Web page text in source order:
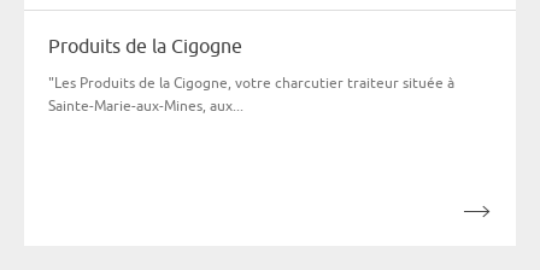
Produits de la Cigogne
"Les Produits de la Cigogne, votre charcutier traiteur située à
Sainte-Marie-aux-Mines, aux...